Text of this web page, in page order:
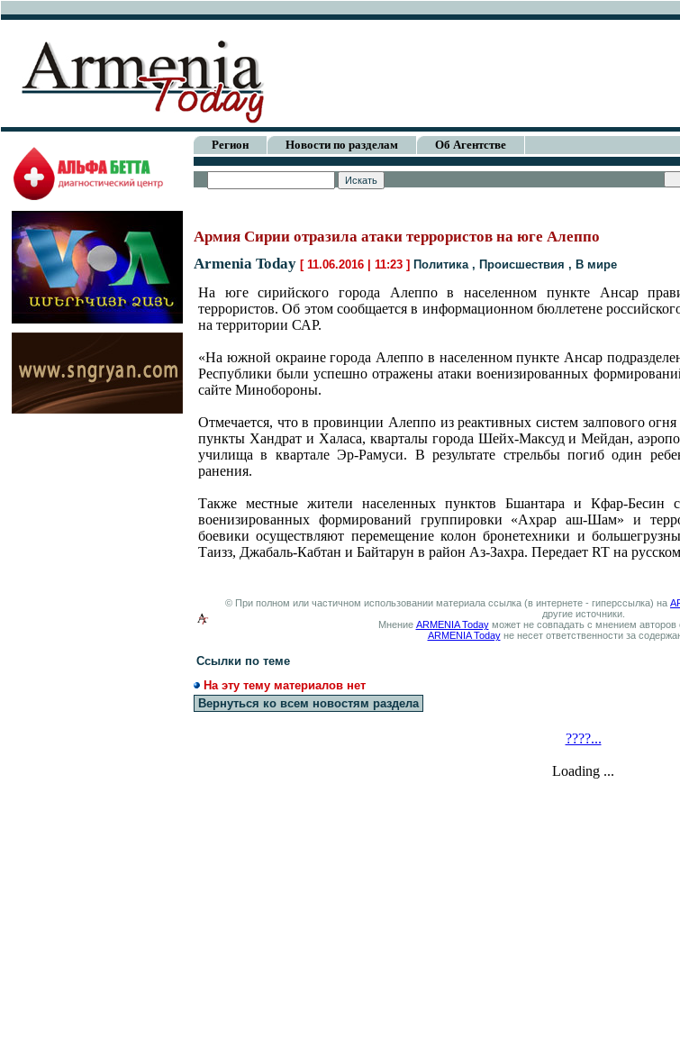
Регион Новости по разделам Об Агентстве
Армия Сирии отразила атаки террористов на юге Алеппо
Armenia Today [ 11.06.2016 | 11:23 ] Политика , Происшествия , В мире
На юге сирийского города Алеппо в населенном пункте Ансар
террористов. Об этом сообщается в информационном бюллетене
на территории САР.
«На южной окраине города Алеппо в населенном пункте Ансар
Республики были успешно отражены атаки военизированных
сайте Минобороны.
Отмечается, что в провинции Алеппо из реактивных систем залпового
пункты Хандрат и Халаса, кварталы города Шейх-Максуд и Мейдан,
училища в квартале Эр-Рамуси. В результате стрельбы погиб один
ранения.
Также местные жители населенных пунктов Бшантара и Кфар-
военизированных формирований группировки «Ахрар аш-Шам» и
боевики осуществляют перемещение колон бронетехники и
Таизз, Джабаль-Кабтан и Байтарун в район Аз-Захра. Передает RT на
© При полном или частичном использовании материала ссылка (в интернете - гиперссылка) на
другие источники.
Мнение ARMENIA Todayможет не совпадать с мнением авторов
ARMENIA Todayне несет ответственности за
Ссылки по теме
На эту тему материалов нет
Вернуться ко всем новостям раздела
????...
Loading ...